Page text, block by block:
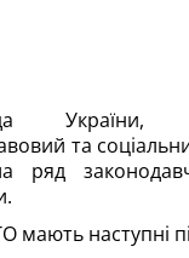
України,
та
ряд
мають наступні